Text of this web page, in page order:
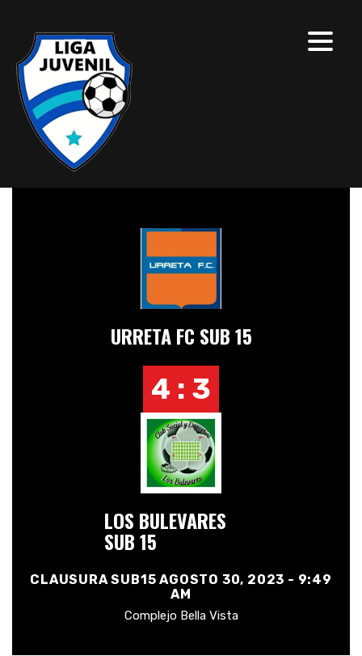
URRETA FC SUB 15
4 : 3
LOS BULEVARES
SUB 15
CLAUSURA SUB15 AGOSTO 30, 2023 - 9:49
AM
Complejo Bella Vista